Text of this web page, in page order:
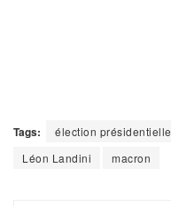
Tags: élection présidentielle
Léon Landini
macron